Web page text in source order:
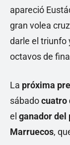
apareció
gran volea
darle el triunfo
octavos de
La próxima
sábadocuatro
el ganador del
Marruecos,